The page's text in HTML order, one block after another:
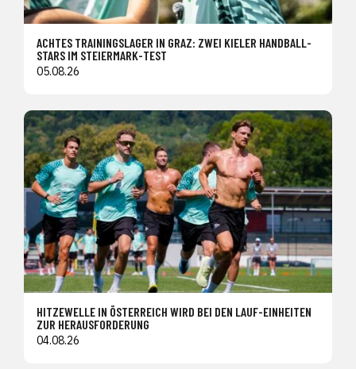
ACHTES TRAININGSLAGER IN GRAZ: ZWEI KIELER HANDBALL-
STARS IM STEIERMARK-TEST
05.08.26
HITZEWELLE IN ÖSTERREICH WIRD BEI DEN LAUF-EINHEITEN
ZUR HERAUSFORDERUNG
04.08.26